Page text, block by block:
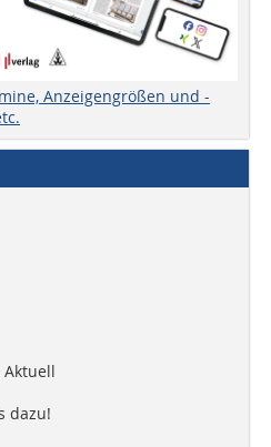
Anzeigengrößen und -
Aktuell
dazu!